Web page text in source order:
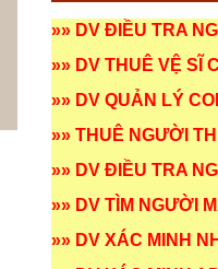
»» DV ĐIỀU TRA
»» DV THUÊ VỆ SĨ
»» DV QUẢN LÝ
»» THUÊ NGƯỜI
»» DV ĐIỀU TRA
»» DV TÌM NGƯỜI
»» DV XÁC MINH